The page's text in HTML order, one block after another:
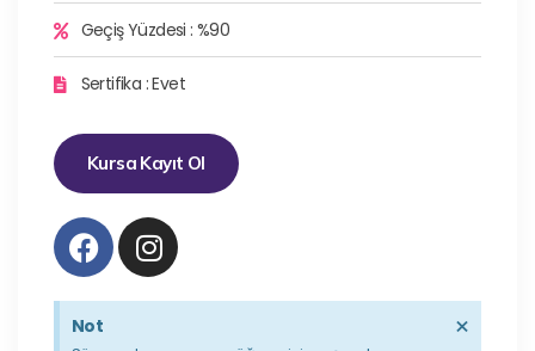
Geçiş Yüzdesi : %90
Sertifika : Evet
Kursa Kayıt Ol
Not ×